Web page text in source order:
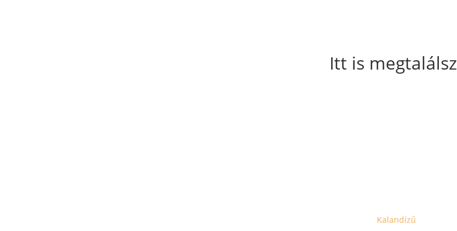
Itt is megtalálsz
Kalandízű